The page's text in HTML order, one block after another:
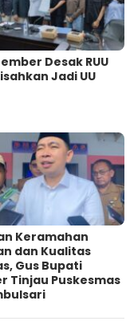
Desak RUU
Jadi UU
Keramahan
dan Kualitas
Gus Bupati
Tinjau Puskesmas